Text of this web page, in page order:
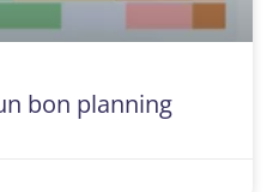
bon planning